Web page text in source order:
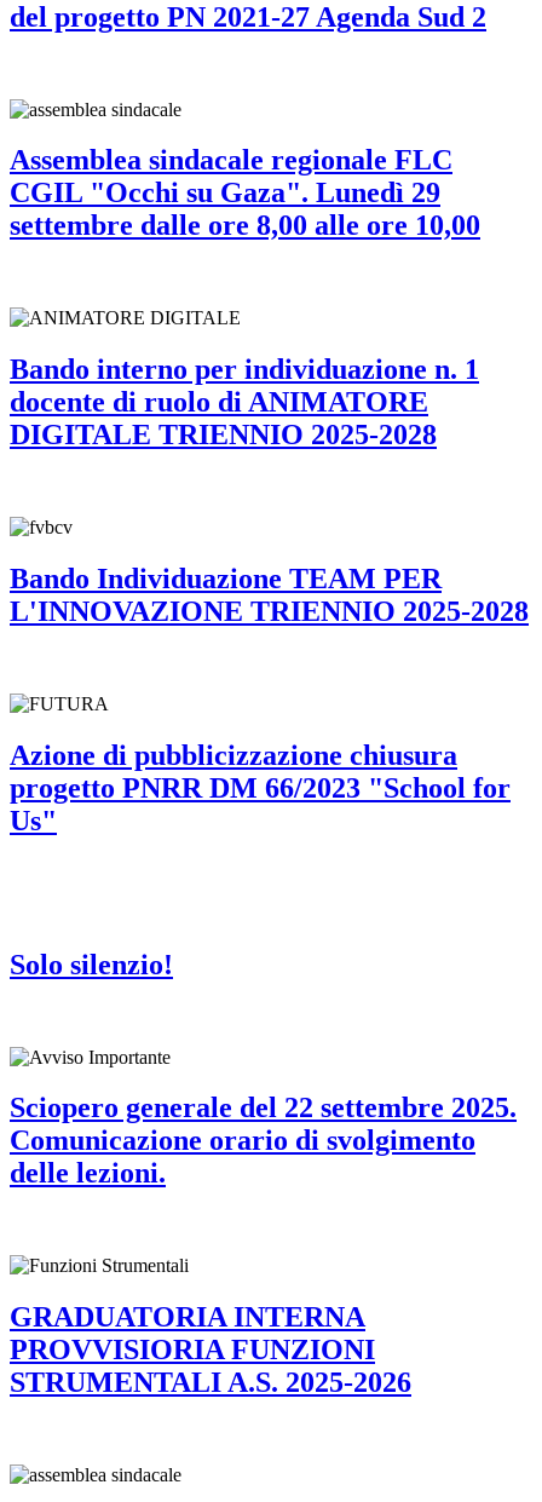
del progetto PN 2021-27 Agenda Sud 2
Assemblea sindacale regionale FLC
CGIL "Occhi su Gaza". Lunedì 29
settembre dalle ore 8,00 alle ore 10,00
Bando interno per individuazione n. 1
docente di ruolo di ANIMATORE
DIGITALE TRIENNIO 2025-2028
Bando Individuazione TEAM PER
L'INNOVAZIONE TRIENNIO 2025-2028
Azione di pubblicizzazione chiusura
progetto PNRR DM 66/2023 "School for
Us"
Solo silenzio!
Sciopero generale del 22 settembre 2025.
Comunicazione orario di svolgimento
delle lezioni.
GRADUATORIA INTERNA
PROVVISIORIA FUNZIONI
STRUMENTALI A.S. 2025-2026